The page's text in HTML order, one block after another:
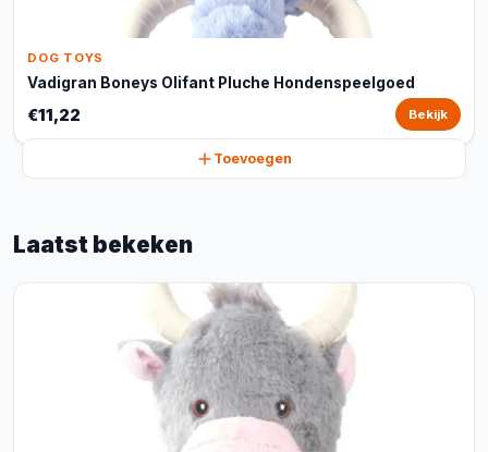
DOG TOYS
Vadigran Boneys Olifant Pluche Hondenspeelgoed
€11,22 Bekijk
Toevoegen
Laatst bekeken